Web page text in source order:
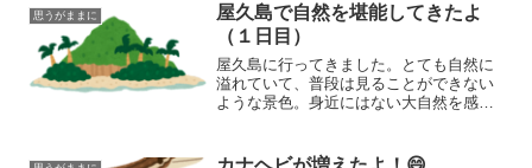
思うがままに
屋久島で自然を堪能してきたよ
（１日目）
屋久島に行ってきました。とても自然に
溢れていて、普段は見ることができない
ような景色。身近にはない大自然を感じ
の便利な生活のありがたさを改めて感じ